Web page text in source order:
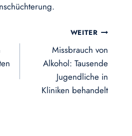
WEITER
Missbrauch von
Alkohol: Tausende
Jugendliche in
Kliniken behandelt